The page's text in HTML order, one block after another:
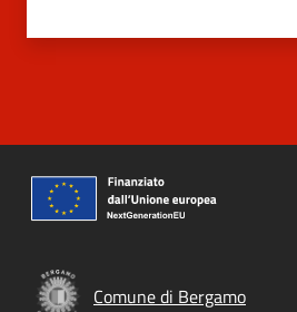
Comune di Bergamo